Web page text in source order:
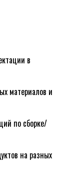
в
материалов и
по сборке/
на разных